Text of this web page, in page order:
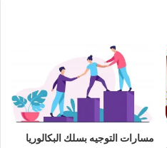
مسارات التوجيه بسلك البكالوريا